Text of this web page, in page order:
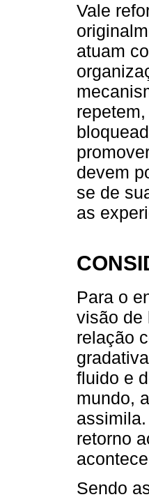
Vale
atuam
devem
se de
as
Para o
visão de
relação
fluido e
mundo,
retorno
Sendo